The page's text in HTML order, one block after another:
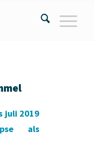
juli 2019
als